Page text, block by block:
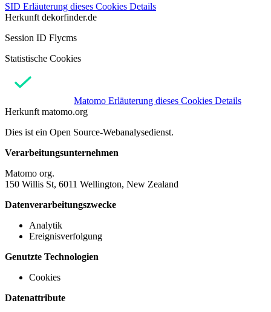
SID Erläuterung dieses Cookies Details
Herkunft dekorfinder.de
Session ID Flycms
Statistische Cookies
Matomo Erläuterung dieses Cookies Details
Herkunft matomo.org
Dies ist ein Open Source-Webanalysedienst.
Verarbeitungsunternehmen
Matomo org.
150 Willis St, 6011 Wellington, New Zealand
Datenverarbeitungszwecke
Analytik
Ereignisverfolgung
Genutzte Technologien
Cookies
Datenattribute